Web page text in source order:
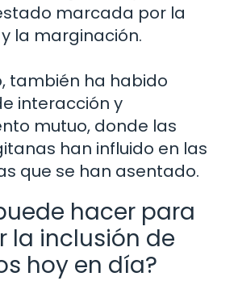
marcada por la
la marginación.
también ha habido
interacción y
mutuo, donde las
han influido en las
que se han asentado.
hacer para
la inclusión de
hoy en día?